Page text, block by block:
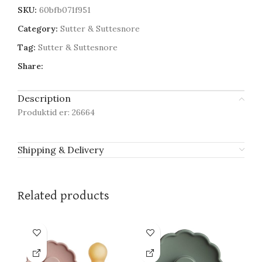
SKU: 60bfb071f951
Category: Sutter & Suttesnore
Tag: Sutter & Suttesnore
Share:
Description
Produktid er: 26664
Shipping & Delivery
Related products